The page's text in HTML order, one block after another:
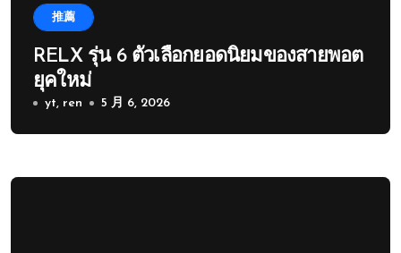
推薦
RELX รุ่น 6 ตัวเลือกยอดนิยมของสายพอต
ยุคใหม่
yt, ren 5 月 6, 2026